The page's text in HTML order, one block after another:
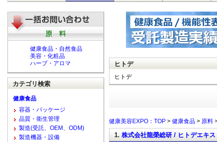
ヒトデ
ヒトデ
健康美容EXPO：TOP > 健康食品 > 原料
1. 株式会社龍榮総研 / ヒトデエキス
健康食品・自然食品
美容・化粧品
ハーブ・アロマ
カテゴリ検索
健康食品
容器・パッケージ
品質・衛生管理
製造(受託、OEM、ODM)
製造機器・設備